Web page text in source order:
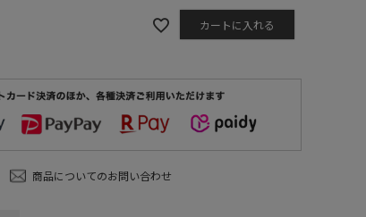
カートに入れる
商品についてのお問い合わせ